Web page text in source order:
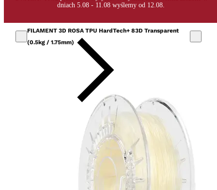
FILAMENT 3D ROSA TPU HardTech+ 83D Transparent
(0.5kg / 1.75mm)